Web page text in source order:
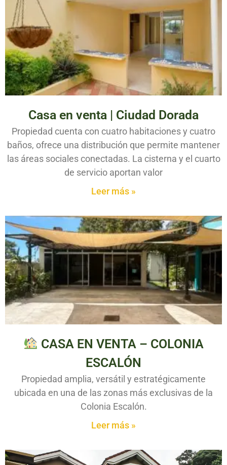
Casa en venta | Ciudad Dorada
Propiedad cuenta con cuatro habitaciones y cuatro
baños, ofrece una distribución que permite mantener
las áreas sociales conectadas. La cisterna y el cuarto
de servicio aportan valor
Leer más »
CASA EN VENTA – COLONIA
ESCALÓN
Propiedad amplia, versátil y estratégicamente
ubicada en una de las zonas más exclusivas de la
Colonia Escalón.
Leer más »